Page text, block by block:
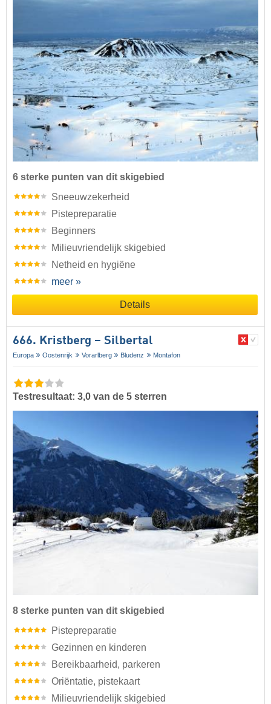
6 sterke punten van dit skigebied
Sneeuwzekerheid
Pistepreparatie
Beginners
Milieuvriendelijk skigebied
Netheid en hygiëne
meer »
Details
666. Kristberg – Silbertal
Europa Oostenrijk Vorarlberg Bludenz Montafon
Testresultaat: 3,0 van de 5 sterren
8 sterke punten van dit skigebied
Pistepreparatie
Gezinnen en kinderen
Bereikbaarheid, parkeren
Oriëntatie, pistekaart
Milieuvriendelijk skigebied